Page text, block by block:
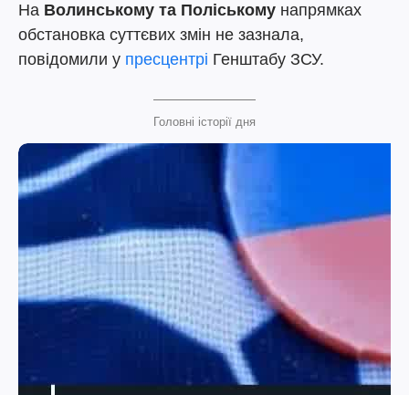
На Волинському та Поліському напрямках
обстановка суттєвих змін не зазнала,
повідомили у пресцентрі Генштабу ЗСУ.
Головні історії дня